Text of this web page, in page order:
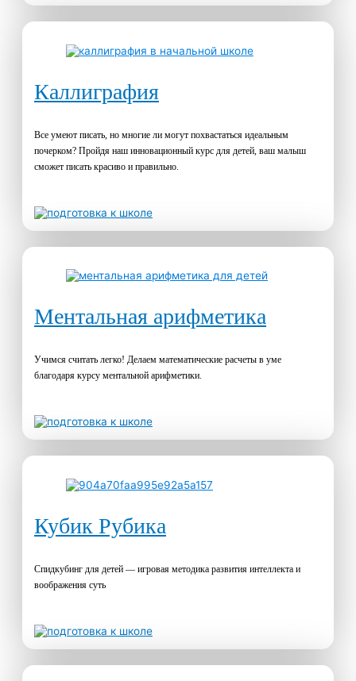
Каллиграфия
Все умеют писать, но многие ли могут похвастаться идеальным
почерком? Пройдя наш инновационный курс для детей, ваш малыш
сможет писать красиво и правильно.
Ментальная арифметика
Учимся считать легко! Делаем математические расчеты в уме
благодаря курсу ментальной арифметики.
Кубик Рубика
Спидкубинг для детей — игровая методика развития интеллекта и
воображения суть